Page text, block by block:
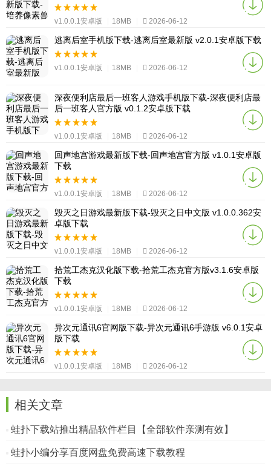
v1.0.0.1安卓版 18MB 2026-06-12
逃离后室手机版下载-逃离后室最新版 v2.0.1安卓版下载
v1.0.0.1安卓版 18MB 2026-06-12
深夜便利店最后一班客人游戏手机版下载-深夜便利店最
后一班客人官方版 v0.1.2安卓版下载
v1.0.0.1安卓版 18MB 2026-06-12
回声地宫游戏最新版下载-回声地宫官方版 v1.0.1安卓版
下载
v1.0.0.1安卓版 18MB 2026-06-12
毁灭之日游戏最新版下载-毁灭之日中文版 v1.0.0.362安
卓版下载
v1.0.0.1安卓版 18MB 2026-06-12
拾荒工杰克汉化版下载-拾荒工杰克官方版v3.1.6安卓版
下载
v1.0.0.1安卓版 18MB 2026-06-12
异次元通讯6官网版下载-异次元通讯6手游版 v6.0.1安卓
版下载
v1.0.0.1安卓版 18MB 2026-06-12
相关文章
蛙扑下载站推出精品软件栏目【全部软件亲测有效】
蛙扑小编分享百度网盘免费高速下载教程